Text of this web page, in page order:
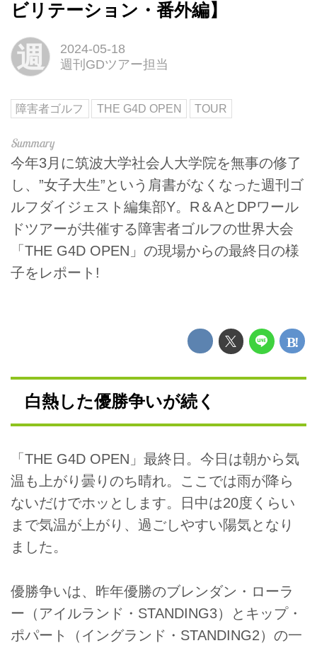
ビリテーション・番外編】
週
2024-05-18
週刊GDツアー担当
障害者ゴルフ THE G4D OPEN TOUR
今年3月に筑波大学社会人大学院を無事の修了
し、”女子大生”という肩書がなくなった週刊ゴ
ルフダイジェスト編集部Y。R＆AとDPワール
ドツアーが共催する障害者ゴルフの世界大会
「THE G4D OPEN」の現場からの最終日の様
子をレポート!
白熱した優勝争いが続く
「THE G4D OPEN」最終日。今日は朝から気
温も上がり曇りのち晴れ。ここでは雨が降ら
ないだけでホッとします。日中は20度くらい
まで気温が上がり、過ごしやすい陽気となり
ました。
優勝争いは、昨年優勝のブレンダン・ローラ
ー（アイルランド・STANDING3）とキップ・
ポパート（イングランド・STANDING2）の一